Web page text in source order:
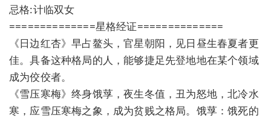
忌格:计临双女
==============星格经证==============
《日边红杏》早占鳌头，官星朝阳，见日昼生春夏者更
佳。具备这种格局的人，能够捷足先登地地在某个领域
成为佼佼者。
《雪压寒梅》终身饿莩，夜生冬值，丑为怒地，北冷水
寒，应雪压寒梅之象，成为贫贱之格局。饿莩：饿死的